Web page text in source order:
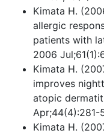
Kimata H.
allergic
patients with
2006
Kimata H.
improves
atopic
Apr;44(4):281-
Kimata H.